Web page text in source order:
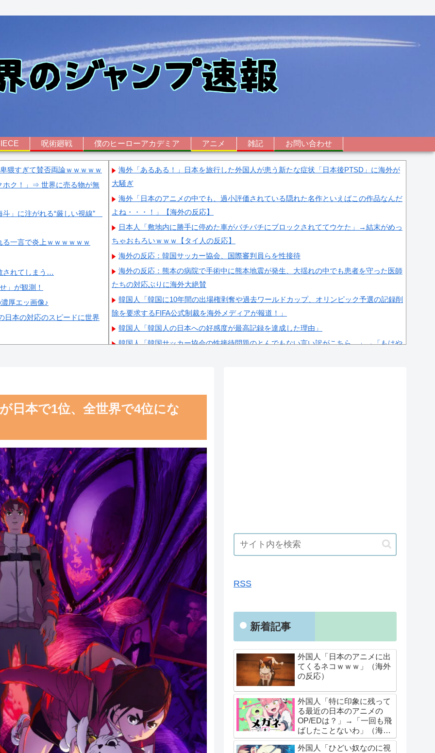
呪術廻戦 僕のヒーローアカデミア アニメ 雑記 お問い合わせ
猥すぎて賛否両論ｗｗｗｗｗ
ホク！」⇒ 世界に売る物が無
」に注がれる“厳しい視線”
一言で炎上ｗｗｗｗｗｗ
されてしまう…
」が観測！
厚エッ画像♪
日本の対応のスピードに世界
海外「あるある！」日本を旅行した外国人が患う新たな症状「日本後PTSD」に海外が
大騒ぎ
海外「日本のアニメの中でも、過小評価されている隠れた名作といえばこの作品なんだ
よね・・・！」【海外の反応】
日本人「敷地内に勝手に停めた車がバチバチにブロックされててウケた」→結末がめっ
ちゃおもろいｗｗｗ【タイ人の反応】
海外の反応：韓国サッカー協会、国際審判員らを性接待
海外の反応：熊本の病院で手術中に熊本地震が発生、大揺れの中でも患者を守った医師
たちの対応ぶりに海外大絶賛
韓国人「韓国に10年間の出場権剥奪や過去ワールドカップ、オリンピック予選の記録削
除を要求するFIFA公式制裁を海外メディアが報道！」
韓国人「韓国人の日本への好感度が最高記録を達成した理由」
韓国人「韓国サッカー協会の性接待問題のとんでもない言い訳がこちら…」→「もはや
→「」
Powered by livedoor 相互RSS
日本で1位、全世界で4位にな
RSS
新着記事
外国人「日本のアニメに出
てくるネコｗｗｗ」（海外
の反応）
外国人「特に印象に残って
る最近の日本のアニメの
OP/EDは？」→「一回も飛
ばしたことないわ」（海外
の反応）
外国人「ひどい奴なのに視